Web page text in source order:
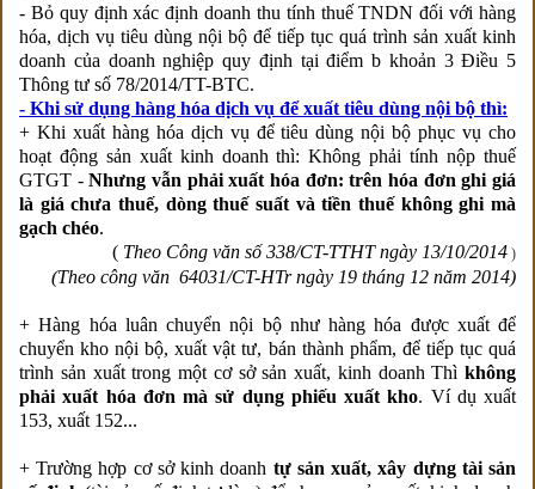
- Bỏ quy định xác định doanh thu tính thuế TNDN đối với hàng
hóa, dịch vụ tiêu dùng nội bộ để tiếp tục quá trình sản xuất kinh
doanh của doanh nghiệp quy định tại điểm b khoản 3 Điều 5
Thông tư số 78/2014/TT-BTC.
- Khi sử dụng hàng hóa dịch vụ để xuất tiêu dùng nội bộ thì:
+ Khi xuất hàng hóa dịch vụ để tiêu dùng nội bộ phục vụ cho
hoạt động sản xuất kinh doanh thì: Không phải tính nộp thuế
GTGT -Nhưng vẫn phải xuất hóa đơn: trên hóa đơn ghi giá
là giá chưa thuế, dòng thuế suất và tiền thuế không ghi mà
gạch chéo.
( Theo Công văn số 338/CT-TTHT ngày 13/10/2014 )
(Theo công văn 64031/CT-HTr ngày 19 tháng 12 năm 2014)
+ Hàng hóa luân chuyển nội bộ như hàng hóa được xuất để
chuyển kho nội bộ, xuất vật tư, bán thành phẩm, để tiếp tục quá
trình sản xuất trong một cơ sở sản xuất, kinh doanh Thì không
phải xuất hóa đơn mà sử dụng phiếu xuất kho. Ví dụ xuất
153, xuất 152...
+ Trường hợp cơ sở kinh doanh tự sản xuất, xây dựng tài sản